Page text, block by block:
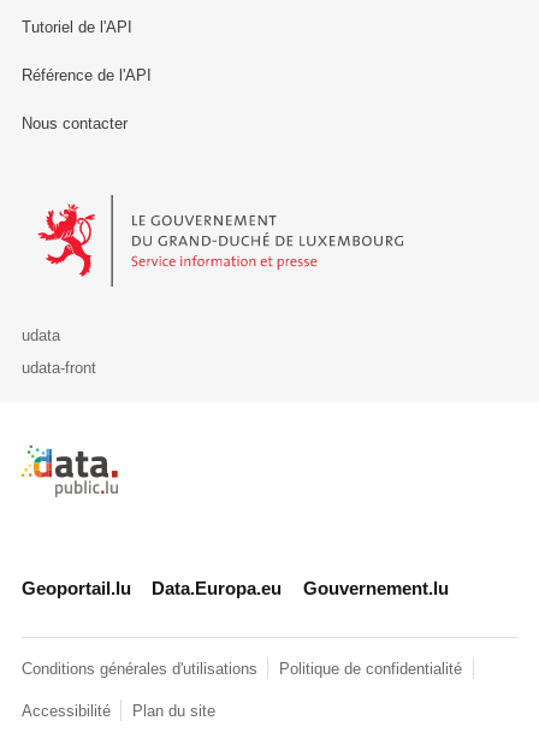
Tutoriel de l'API
Référence de l'API
Nous contacter
Le Gouvernement du Grand-Duché de Luxembourg - Service
udata
udata-front
Retour à l'accueil de data.public.lu
Geoportail.lu Data.Europa.eu Gouvernement.lu
Conditions générales d'utilisations Politique de confidentialité
Accessibilité Plan du site